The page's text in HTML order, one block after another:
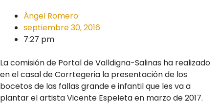
Ángel Romero
septiembre 30, 2016
7:27 pm
La comisión de Portal de Valldigna-Salinas ha realizado
en el casal de Corrtegeria la presentación de los
bocetos de las fallas grande e infantil que les va a
plantar el artista Vicente Espeleta en marzo de 2017.